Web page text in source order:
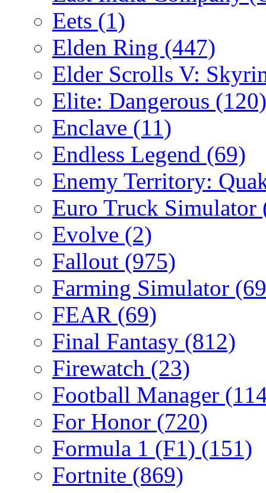
Eets (1)
Elden Ring (447)
Elder Scrolls V:
Elite: Dangerous (120)
Enclave (11)
Endless Legend (69)
Enemy Territory:
Euro Truck Simulator
Evolve (2)
Fallout (975)
Farming Simulator
FEAR (69)
Final Fantasy (812)
Firewatch (23)
Football Manager
For Honor (720)
Formula 1 (F1) (151)
Fortnite (869)